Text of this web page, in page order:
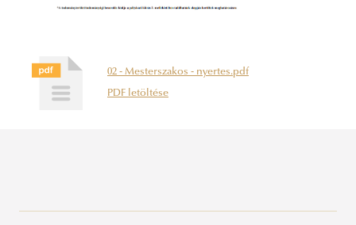
02 - Mesterszakos - nyertes.pdf
PDF letöltése